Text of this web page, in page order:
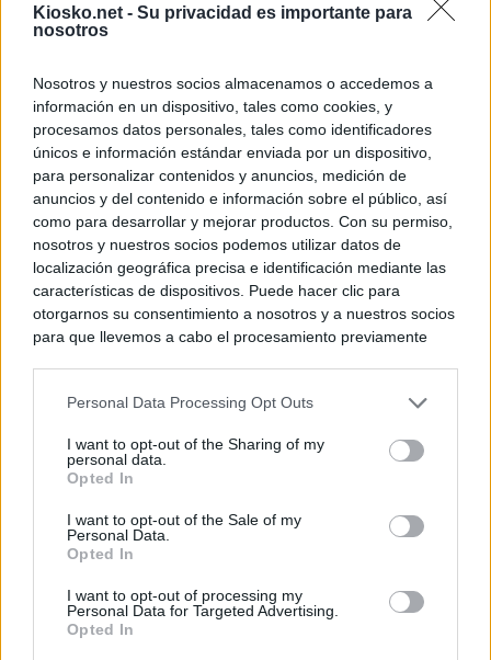
Kiosko.net - Su privacidad es importante para
nosotros
Nosotros y nuestros socios almacenamos o accedemos a
información en un dispositivo, tales como cookies, y
procesamos datos personales, tales como identificadores
únicos e información estándar enviada por un dispositivo,
para personalizar contenidos y anuncios, medición de
anuncios y del contenido e información sobre el público, así
como para desarrollar y mejorar productos. Con su permiso,
nosotros y nuestros socios podemos utilizar datos de
localización geográfica precisa e identificación mediante las
características de dispositivos. Puede hacer clic para
otorgarnos su consentimiento a nosotros y a nuestros socios
para que llevemos a cabo el procesamiento previamente
negar su consentimiento. Tenga en cuenta que algún
de su consentimiento, pero usted tiene el derecho de
rechazar tal procesamiento. Sus preferencias se aplicarán
cualquier momento entrando de nuevo en este sitio web o
visitando nuestra política de privacidad.
Personal Data Processing Opt Outs
I want to opt-out of the Sharing of my
personal data.
Opted In
I want to opt-out of the Sale of my
Personal Data.
Opted In
I want to opt-out of processing my
Personal Data for Targeted Advertising.
Opted In